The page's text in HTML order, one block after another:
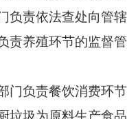
责依法查处向管辖
养殖环节的监督管
负责餐饮消费环节
垃圾为原料生产食